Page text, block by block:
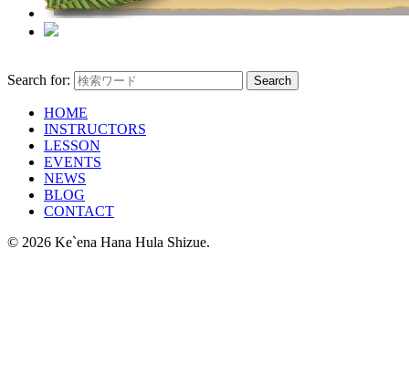
Search for:
HOME
INSTRUCTORS
LESSON
EVENTS
NEWS
BLOG
CONTACT
© 2026 Ke`ena Hana Hula Shizue.